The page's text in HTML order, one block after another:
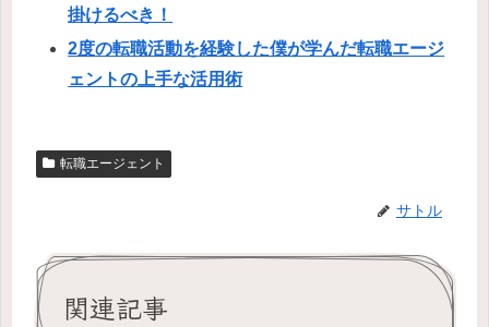
掛けるべき！
2度の転職活動を経験した僕が学んだ転職エージ
ェントの上手な活用術
転職エージェント
サトル
関連記事